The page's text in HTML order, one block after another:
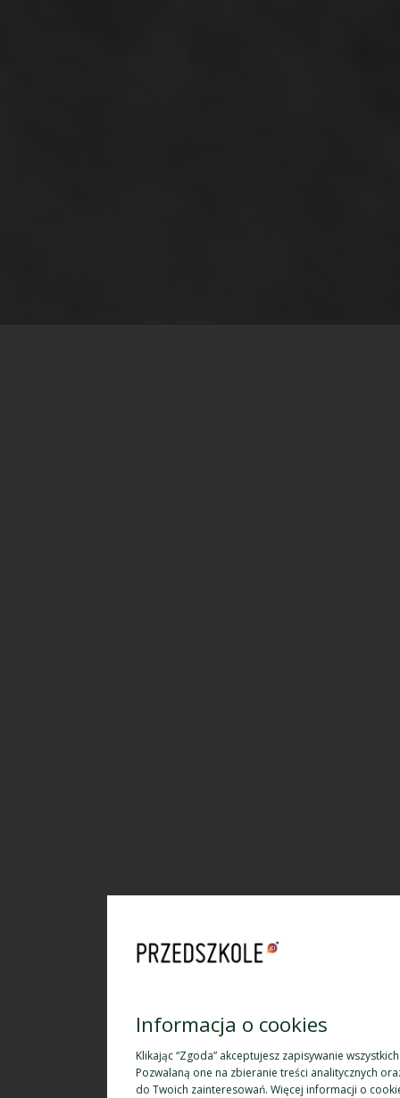
Informacja o cookies
Klikając “Zgoda” akceptujesz zapisywanie
Pozwalaną one na zbieranie treści analitycznych
do Twoich zainteresowań. Więcej informacji o